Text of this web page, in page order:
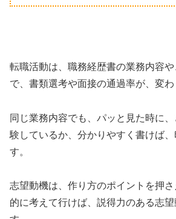
転職活動は、職務経歴書の業務内容
で、書類選考や面接の通過率が、変わ
同じ業務内容でも、パッと見た時に
験しているか、分かりやすく書けば、
す。
志望動機は、作り方のポイントを押
的に考えて行けば、説得力のある志